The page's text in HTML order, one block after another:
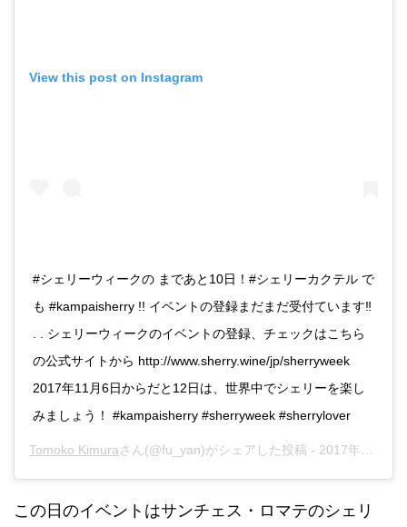
View this post on Instagram
#シェリーウィークの まであと10日！#シェリーカクテル で
も #kampaisherry !! イベントの登録まだまだ受付ています‼︎
. . シェリーウィークのイベントの登録、チェックはこちら
の公式サイトから http://www.sherry.wine/jp/sherryweek
2017年11月6日からだと12日は、世界中でシェリーを楽し
みましょう！ #kampaisherry #sherryweek #sherrylover
Tomoko Kimuraさん(@fu_yan)がシェアした投稿 - 2017年10月月26日午前3時43分PDT
この日のイベントはサンチェス・ロマテのシェリ